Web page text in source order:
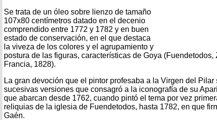
Se trata de un óleo sobre lienzo de tamaño
107x80 centímetros datado en el decenio
comprendido entre 1772 y 1782 y en buen
estado de conservación, en el que destaca
la viveza de los colores y el agrupamiento y
postura de las figuras, características de Goya
Francia, 1828).
La gran devoción que el pintor profesaba a la Virgen del
sucesivas versiones que consagró a la iconografía de su
que abarcan desde 1762, cuando pintó el tema por vez
reliquias de la iglesia de Fuendetodos, hasta 1782, en que
Gaén.